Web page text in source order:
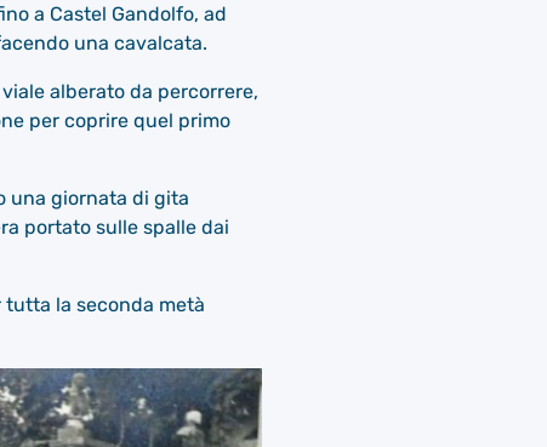
a Castel Gandolfo, ad
una cavalcata.
alberato da percorrere,
per coprire quel primo
una giornata di gita
portato sulle spalle dai
tutta la seconda metà